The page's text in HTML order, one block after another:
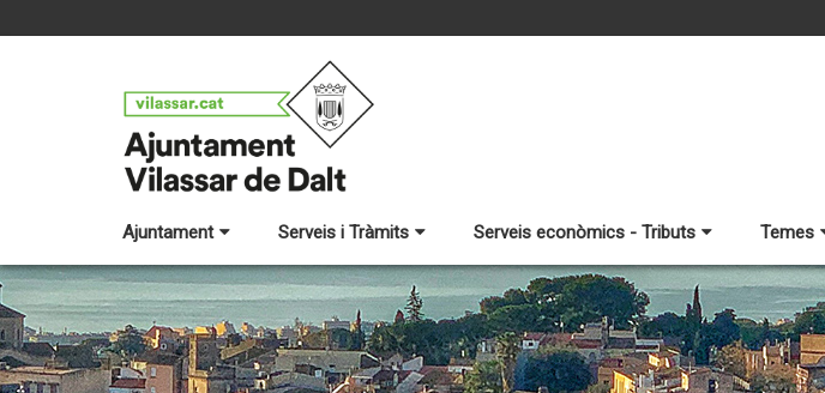
Ajuntament Serveis i Tràmits Serveis econòmics - Tributs Temes